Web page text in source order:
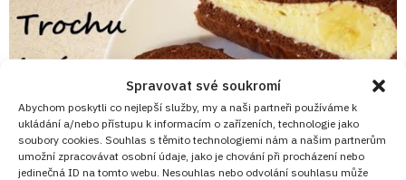
Spravovat své soukromí
Abychom poskytli co nejlepší služby, my a naši partneři používáme k
ukládání a/nebo přístupu k informacím o zařízeních, technologie jako
soubory cookies. Souhlas s těmito technologiemi nám a našim partnerům
umožní zpracovávat osobní údaje, jako je chování při procházení nebo
jedinečná ID na tomto webu. Nesouhlas nebo odvolání souhlasu může